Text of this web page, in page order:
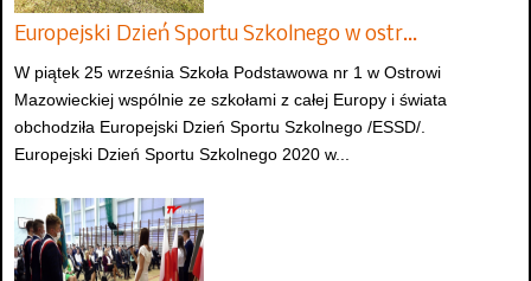
Europejski Dzień Sportu Szkolnego w ostr…
W piątek 25 września Szkoła Podstawowa nr 1 w Ostrowi
Mazowieckiej wspólnie ze szkołami z całej Europy i świata
obchodziła Europejski Dzień Sportu Szkolnego /ESSD/.
Europejski Dzień Sportu Szkolnego 2020 w...